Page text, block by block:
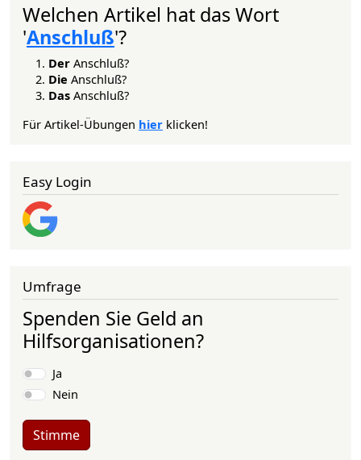
Welchen Artikel hat das Wort
'Anschluß'?
Der Anschluß?
Die Anschluß?
Das Anschluß?
Für Artikel-Übungen hier klicken!
Easy Login
Umfrage
Spenden Sie Geld an
Hilfsorganisationen?
Auswahlmöglichkeiten
Ja
Nein
Stimme